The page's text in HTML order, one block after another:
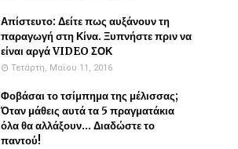
Απίστευτο: Δείτε πως αυξάνουν τη
παραγωγή στη Κίνα. Ξυπνήστε πριν να
είναι αργά VIDEO ΣΟΚ
Τετάρτη, Μαΐου 11, 2016
Φοβάσαι το τσίμπημα της μέλισσας;
Όταν μάθεις αυτά τα 5 πραγματάκια
όλα θα αλλάξουν... Διαδώστε το
παντού!